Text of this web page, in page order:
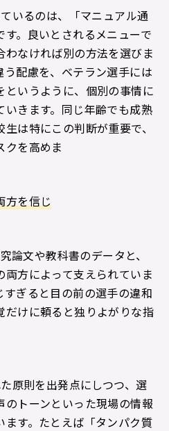
いるのは、「マニュアル通
。良いとされるメニューで
なければ別の方法を選びま
配慮を、ベテラン選手には
いうように、個別の事情に
きます。同じ年齢でも成熟
は特にこの判断が重要で、
クを高めま
方を信じ
論文や教科書のデータと、
方によって支えられていま
ぎると目の前の選手の違和
だけに頼ると独りよがりな指
原則を出発点にしつつ、選
トーンといった現場の情報
す。たとえば「タンパク質